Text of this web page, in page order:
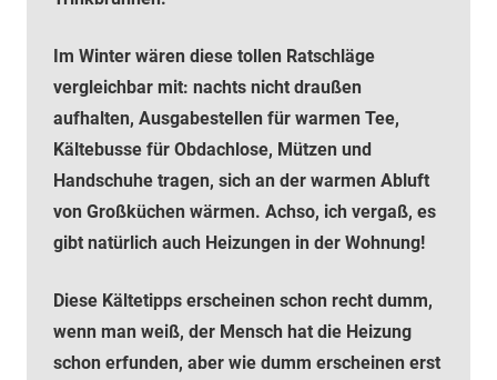
Im Winter wären diese tollen Ratschläge
vergleichbar mit: nachts nicht draußen
aufhalten, Ausgabestellen für warmen Tee,
Kältebusse für Obdachlose, Mützen und
Handschuhe tragen, sich an der warmen Abluft
von Großküchen wärmen. Achso, ich vergaß, es
gibt natürlich auch Heizungen in der Wohnung!
Diese Kältetipps erscheinen schon recht dumm,
wenn man weiß, der Mensch hat die Heizung
schon erfunden, aber wie dumm erscheinen erst